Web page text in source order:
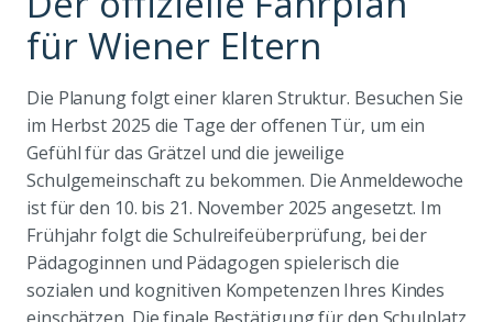
für Wiener Eltern
Die Planung folgt einer klaren Struktur. Besuchen Sie
im Herbst 2025 die Tage der offenen Tür, um ein
Gefühl für das Grätzel und die jeweilige
Schulgemeinschaft zu bekommen. Die Anmeldewoche
ist für den 10. bis 21. November 2025 angesetzt. Im
Frühjahr folgt die Schulreifeüberprüfung, bei der
Pädagoginnen und Pädagogen spielerisch die
sozialen und kognitiven Kompetenzen Ihres Kindes